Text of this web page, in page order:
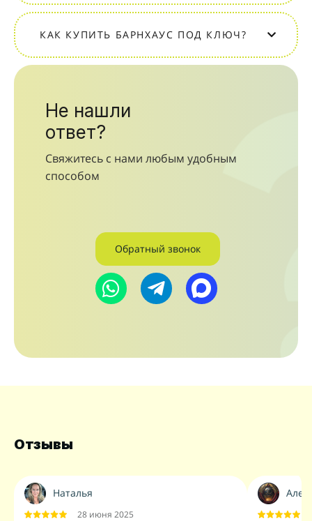
КАК КУПИТЬ БАРНХАУС ПОД КЛЮЧ?
Не нашли
ответ?
Свяжитесь с нами любым удобным
способом
Обратный звонок
Отзывы
Наталья
28 июня 2025